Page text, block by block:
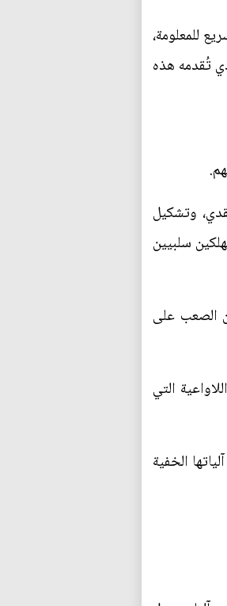
للمعلومة،
تُقدمه هذه
وتشكيل
سلبيين
الصعب على
التي
الخفية